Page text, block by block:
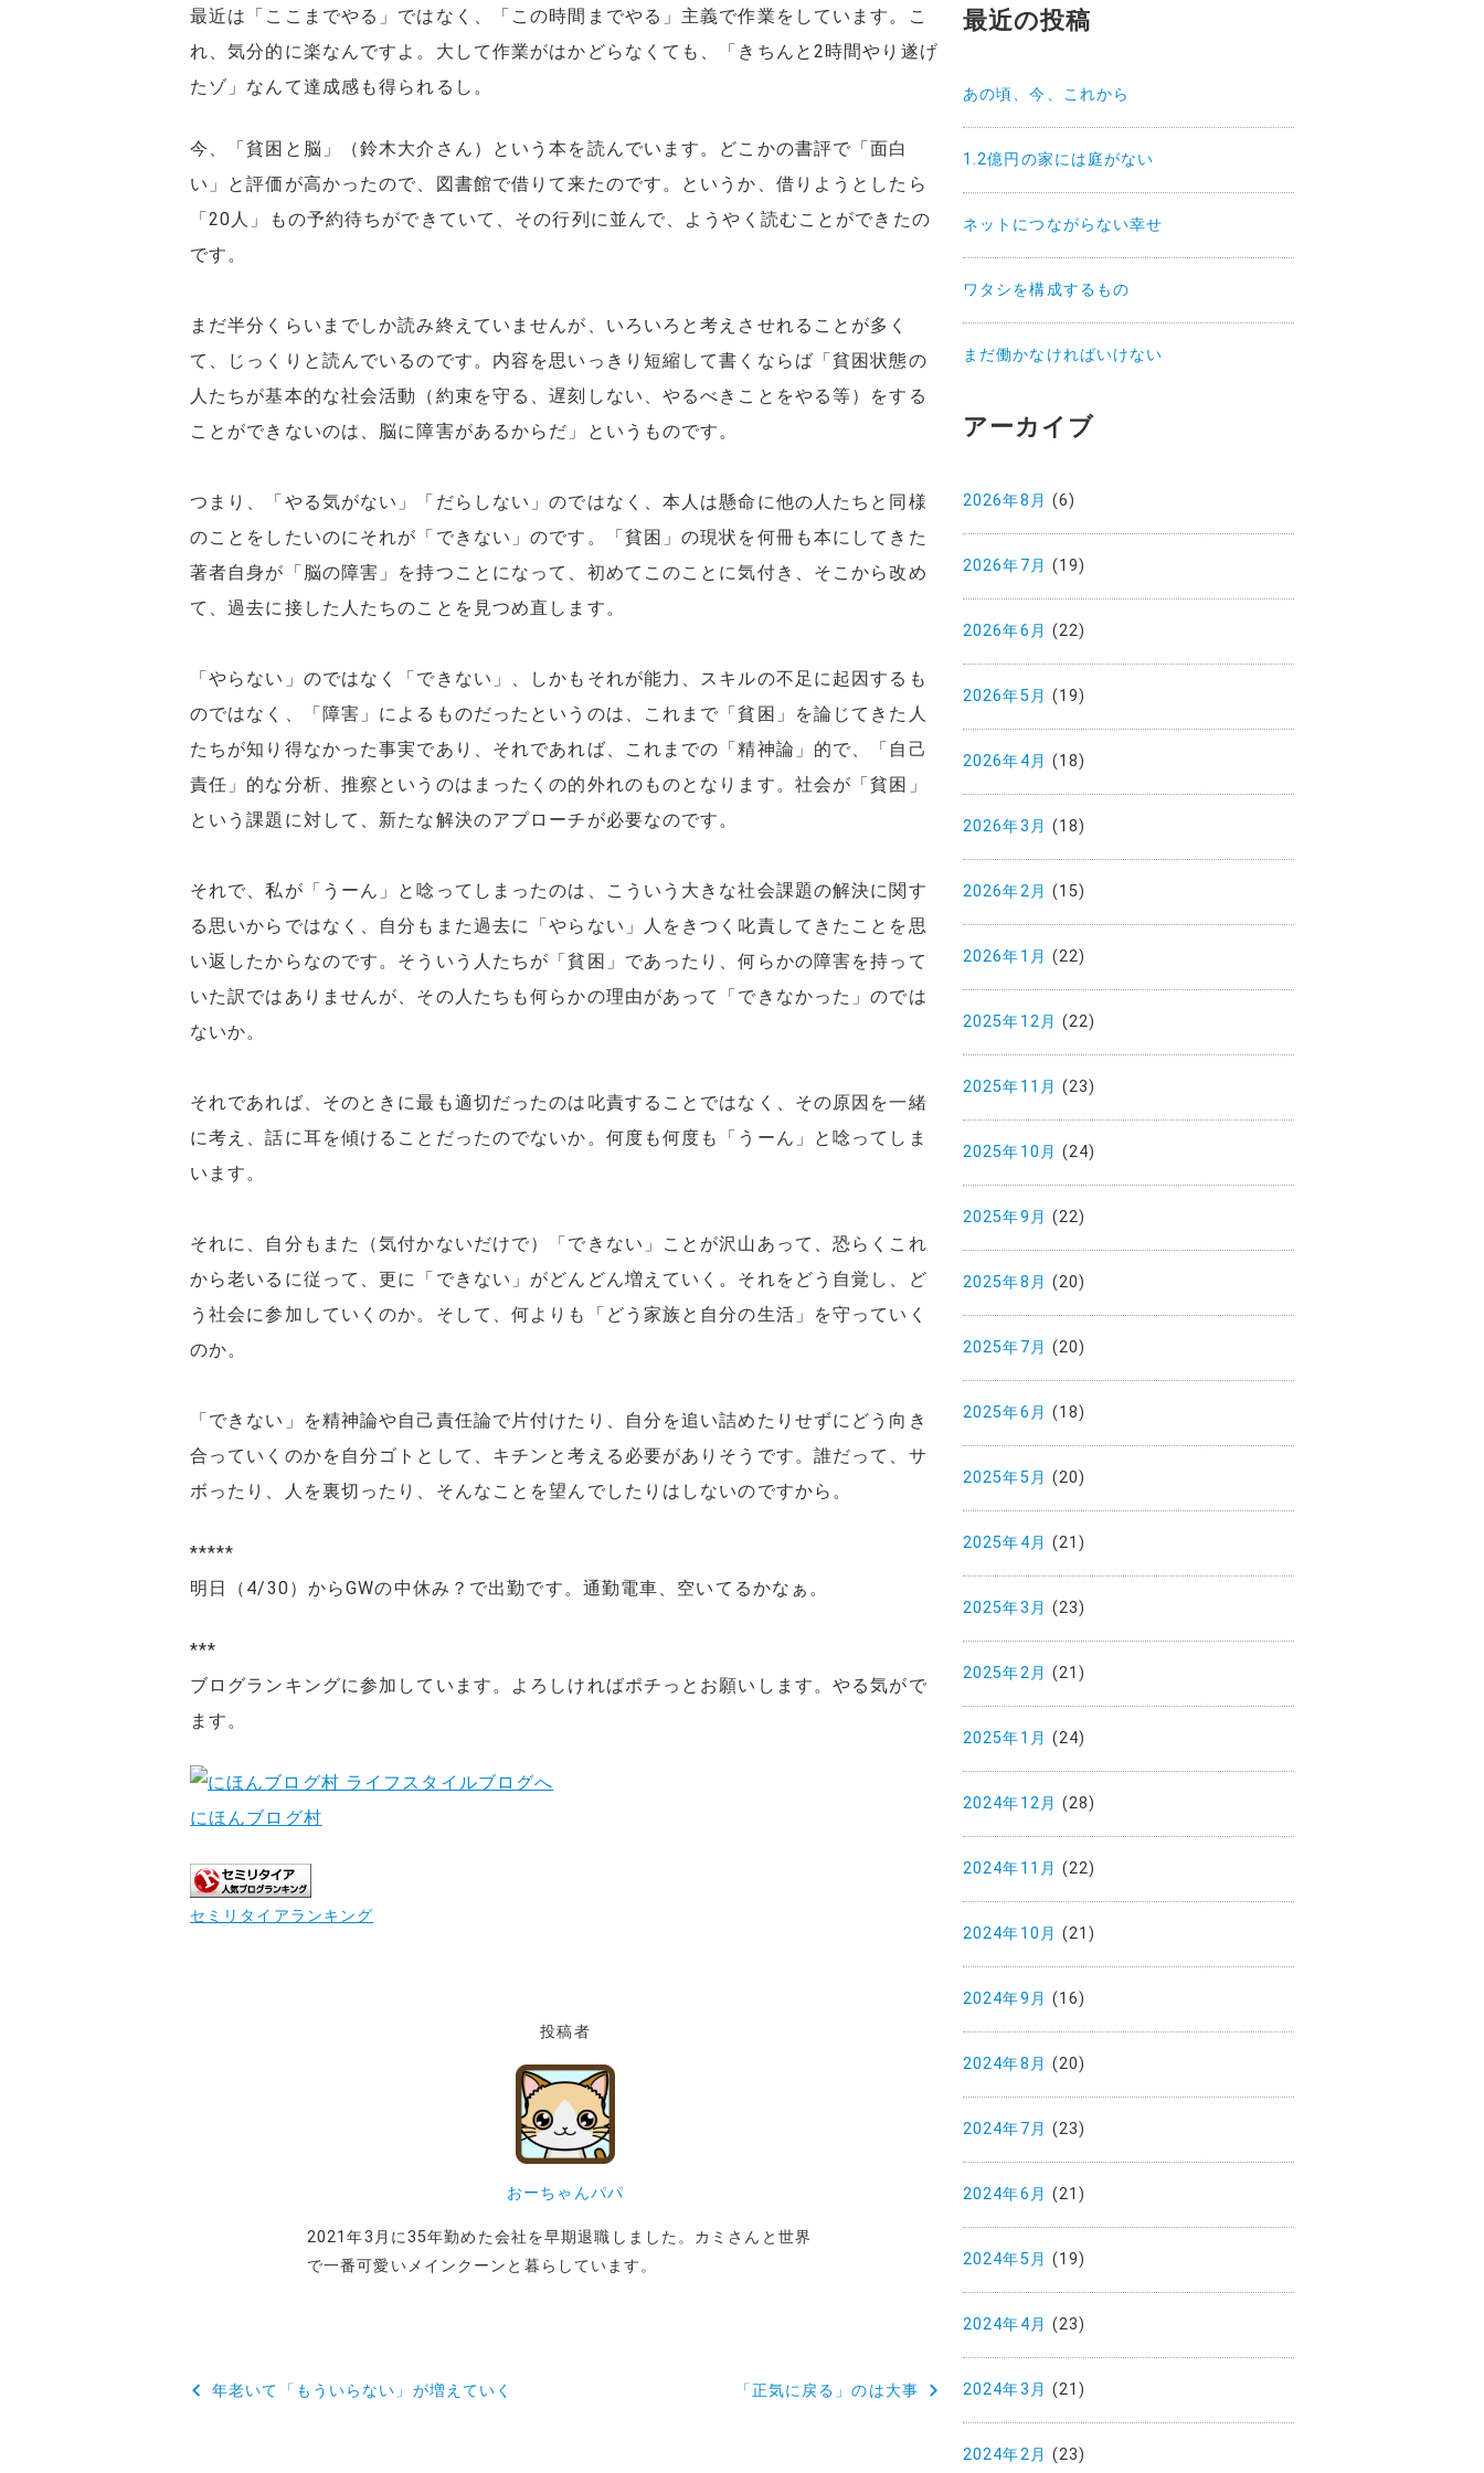
最近は「ここまでやる」ではなく、「この時間までやる」主義で作業をしています。こ
れ、気分的に楽なんですよ。大して作業がはかどらなくても、「きちんと2時間やり遂げ
たゾ」なんて達成感も得られるし。
今、「貧困と脳」（鈴木大介さん）という本を読んでいます。どこかの書評で「面白
い」と評価が高かったので、図書館で借りて来たのです。というか、借りようとしたら
「20人」もの予約待ちができていて、その行列に並んで、ようやく読むことができたの
です。
まだ半分くらいまでしか読み終えていませんが、いろいろと考えさせれることが多く
て、じっくりと読んでいるのです。内容を思いっきり短縮して書くならば「貧困状態の
人たちが基本的な社会活動（約束を守る、遅刻しない、やるべきことをやる等）をする
ことができないのは、脳に障害があるからだ」というものです。
つまり、「やる気がない」「だらしない」のではなく、本人は懸命に他の人たちと同様
のことをしたいのにそれが「できない」のです。「貧困」の現状を何冊も本にしてきた
著者自身が「脳の障害」を持つことになって、初めてこのことに気付き、そこから改め
て、過去に接した人たちのことを見つめ直します。
「やらない」のではなく「できない」、しかもそれが能力、スキルの不足に起因するも
のではなく、「障害」によるものだったというのは、これまで「貧困」を論じてきた人
たちが知り得なかった事実であり、それであれば、これまでの「精神論」的で、「自己
責任」的な分析、推察というのはまったくの的外れのものとなります。社会が「貧困」
という課題に対して、新たな解決のアプローチが必要なのです。
それで、私が「うーん」と唸ってしまったのは、こういう大きな社会課題の解決に関す
る思いからではなく、自分もまた過去に「やらない」人をきつく叱責してきたことを思
い返したからなのです。そういう人たちが「貧困」であったり、何らかの障害を持って
いた訳ではありませんが、その人たちも何らかの理由があって「できなかった」のでは
ないか。
それであれば、そのときに最も適切だったのは叱責することではなく、その原因を一緒
に考え、話に耳を傾けることだったのでないか。何度も何度も「うーん」と唸ってしま
います。
それに、自分もまた（気付かないだけで）「できない」ことが沢山あって、恐らくこれ
から老いるに従って、更に「できない」がどんどん増えていく。それをどう自覚し、ど
う社会に参加していくのか。そして、何よりも「どう家族と自分の生活」を守っていく
のか。
「できない」を精神論や自己責任論で片付けたり、自分を追い詰めたりせずにどう向き
合っていくのかを自分ゴトとして、キチンと考える必要がありそうです。誰だって、サ
ボったり、人を裏切ったり、そんなことを望んでしたりはしないのですから。
*****
明日（4/30）からGWの中休み？で出勤です。通勤電車、空いてるかなぁ。
***
ブログランキングに参加しています。よろしければポチっとお願いします。やる気がで
ます。
にほんブログ村
セミリタイアランキング
投稿者
おーちゃんパパ
2021年3月に35年勤めた会社を早期退職しました。カミさんと世界
で一番可愛いメインクーンと暮らしています。
投
年老いて「もういらない」が増えていく 「正気に戻る」のは大事
最近の投稿
あの頃、今、これから
1.2億円の家には庭がない
ネットにつながらない幸せ
ワタシを構成するもの
まだ働かなければいけない
アーカイブ
2026年8月 (6)
2026年7月 (19)
2026年6月 (22)
2026年5月 (19)
2026年4月 (18)
2026年3月 (18)
2026年2月 (15)
2026年1月 (22)
2025年12月 (22)
2025年11月 (23)
2025年10月 (24)
2025年9月 (22)
2025年8月 (20)
2025年7月 (20)
2025年6月 (18)
2025年5月 (20)
2025年4月 (21)
2025年3月 (23)
2025年2月 (21)
2025年1月 (24)
2024年12月 (28)
2024年11月 (22)
2024年10月 (21)
2024年9月 (16)
2024年8月 (20)
2024年7月 (23)
2024年6月 (21)
2024年5月 (19)
2024年4月 (23)
2024年3月 (21)
2024年2月 (23)